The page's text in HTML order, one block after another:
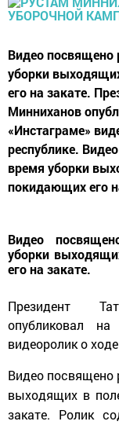
Видео посвящено
уборки
его на закате.
Минниханов
«Инстаграме»
республике.
время уборки
покидающих его
Видео
уборки
его на закате.
Президент
опубликовал
видеоролик о
Видео посвящено
выходящих в
закате. Ролик